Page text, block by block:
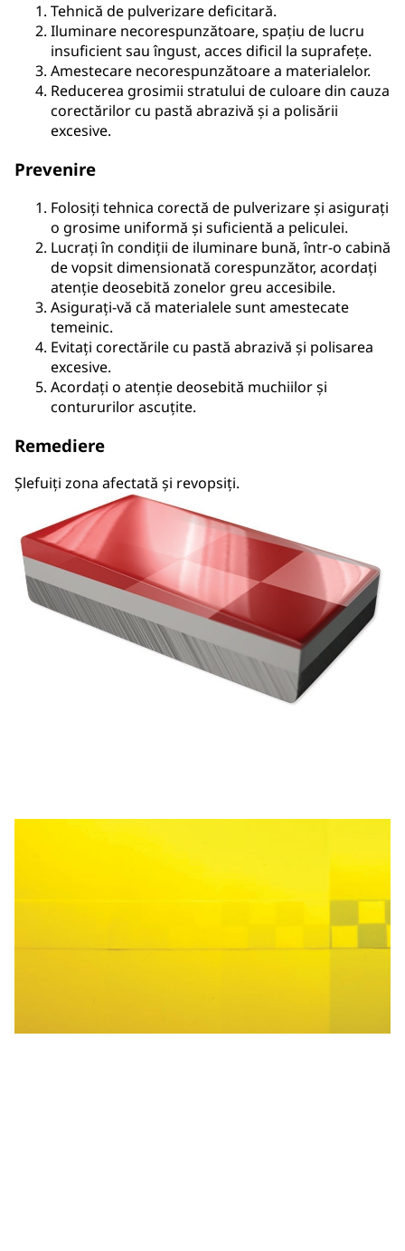
Tehnică de pulverizare deficitară.
Iluminare necorespunzătoare, spațiu de lucru
insuficient sau îngust, acces dificil la suprafețe.
Amestecare necorespunzătoare a materialelor.
Reducerea grosimii stratului de culoare din cauza
corectărilor cu pastă abrazivă și a polisării
excesive.
Prevenire
Folosiți tehnica corectă de pulverizare și asigurați
o grosime uniformă și suficientă a peliculei.
Lucrați în condiții de iluminare bună, într-o cabină
de vopsit dimensionată corespunzător, acordați
atenție deosebită zonelor greu accesibile.
Asigurați-vă că materialele sunt amestecate
temeinic.
Evitați corectările cu pastă abrazivă și polisarea
excesive.
Acordați o atenție deosebită muchiilor și
contururilor ascuțite.
Remediere
Șlefuiți zona afectată și revopsiți.